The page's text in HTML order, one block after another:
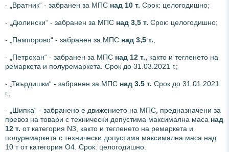
- „Вратник“ - забранен за МПС над 10 т. Срок: целогодишно;
- „Дюлински“ - забранен за МПС над 3,5 т. Срок: целогодишно;
- „Пампорово“ - забранен за МПС над 3,5 т.;
- „Петрохан“ - забранен за МПС над 12 т., както и тегленето на
ремаркета и полуремаркета. Срок до 31.03.2021 г.;
- „Твърдишки“ - забранен за МПС над 3.5 т. Срок до 31.01.2021
г.;
- „Шипка“ - забранено е движението на МПС, предназначени за
превоз на товари с технически допустима максимална маса над
12 т. от категория N3, както и тегленето на ремаркета и
полуремаркета с технически допустима максимална маса над
10 т от категория О4. Срок: целогодишно.